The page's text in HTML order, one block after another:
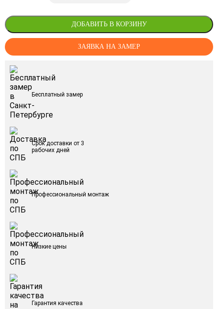
ДОБАВИТЬ В КОРЗИНУ
ЗАЯВКА НА ЗАМЕР
Бесплатный замер
Срок доставки от 3
рабочих дней
Профессиональный монтаж
Низкие цены
Гарантия качества